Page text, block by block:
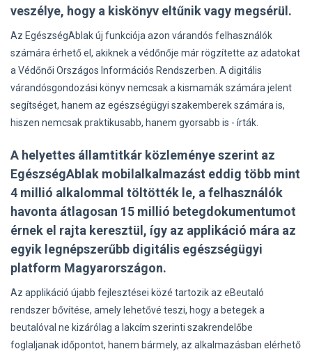
veszélye, hogy a kiskönyv eltűnik vagy megsérül.
Az EgészségAblak új funkciója azon várandós felhasználók
számára érhető el, akiknek a védőnője már rögzítette az adatokat
a Védőnői Országos Információs Rendszerben. A digitális
várandósgondozási könyv nemcsak a kismamák számára jelent
segítséget, hanem az egészségügyi szakemberek számára is,
hiszen nemcsak praktikusabb, hanem gyorsabb is - írták.
A helyettes államtitkár közleménye szerint az
EgészségAblak mobilalkalmazást eddig több mint
4 millió alkalommal töltötték le, a felhasználók
havonta átlagosan 15 millió betegdokumentumot
érnek el rajta keresztül, így az applikáció mára az
egyik legnépszerűbb digitális egészségügyi
platform Magyarországon.
Az applikáció újabb fejlesztései közé tartozik az eBeutaló
rendszer bővítése, amely lehetővé teszi, hogy a betegek a
beutalóval ne kizárólag a lakcím szerinti szakrendelőbe
foglaljanak időpontot, hanem bármely, az alkalmazásban elérhető